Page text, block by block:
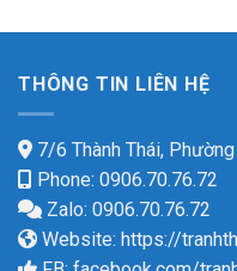
THÔNG TIN LIÊN HỆ
7/6 Thành Thái,
Phone: 0906.70.76.72
Zalo: 0906.70.76.72
Website: https://